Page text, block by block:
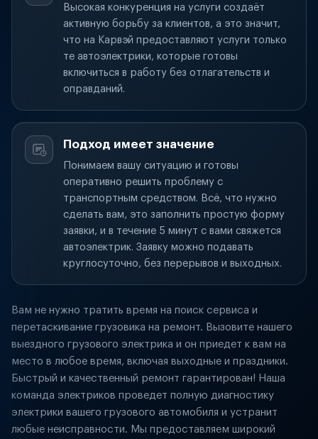
Высокая конкуренция на услуги создаёт
активную борьбу за клиентов, а это значит,
что на Карвэй предоставляют услуги только
те автоэлектрики, которые готовы
включиться в работу без отлагательств и
оправданий.
Подход имеет значение
Понимаем вашу ситуацию и готовы
оперативно решить проблему с
транспортным средством. Всё, что нужно
сделать вам, это заполнить простую форму
заявки, и в течение 5 минут с вами свяжется
автоэлектрик. Заявку можно подавать
круглосуточно, без перерывов и выходных.
Вам не нужно тратить время на поиск сервиса и
перетаскивание грузовика на ремонт. Вызовите нашего
выездного грузового электрика и он приедет к вам на
место в любое время, включая выходные и праздники.
Быстрый и качественный ремонт гарантирован! Наша
команда электриков проведет полную диагностику
электрики вашего грузового автомобиля и устранит
любые неисправности. Мы предоставляем широкий